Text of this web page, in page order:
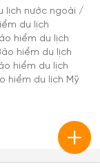
lịch nước ngoài /
du lịch
hiểm du lịch
hiểm du lịch
hiểm du lịch
hiểm du lịch Mỹ